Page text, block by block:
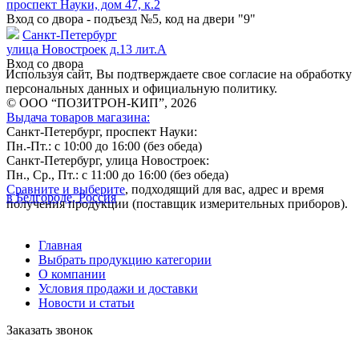
проспект Науки, дом 47, к.2
Вход со двора - подъезд №5, код на двери "9"
Санкт-Петербург
улица Новостроек д.13 лит.А
Вход со двора
Используя сайт, Вы подтверждаете свое согласие на обработку
персональных данных и официальную политику.
© ООО “ПОЗИТРОН-КИП”, 2026
Выдача товаров магазина:
Санкт-Петербург, проспект Науки:
Пн.-Пт.: с 10:00 до 16:00 (без обеда)
Санкт-Петербург, улица Новостроек:
Пн., Ср., Пт.: с 11:00 до 16:00 (без обеда)
Сравните и выберите, подходящий для вас, адрес и время
получения продукции (поставщик измерительных приборов).
в Белгороде, Россия
Главная
Выбрать продукцию категории
О компании
Условия продажи и доставки
Новости и статьи
Заказать звонок